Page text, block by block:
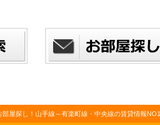
屋探し！山手線～有楽町線・中央線の賃貸情報NO1